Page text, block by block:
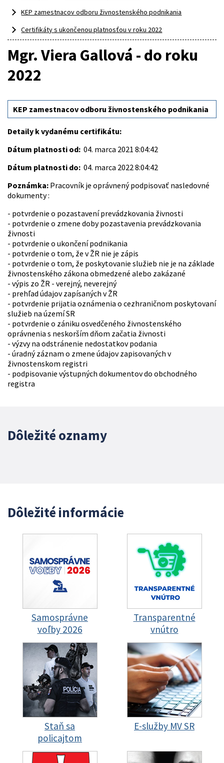
KEP zamestnacov odboru živnostenského podnikania
Certifikáty s ukončenou platnosťou v roku 2022
Mgr. Viera Gallová - do roku
2022
KEP zamestnacov odboru živnostenského podnikania
Detaily k vydanému certifikátu:
Dátum platnosti od: 04. marca 2021 8:04:42
Dátum platnosti do: 04. marca 2022 8:04:42
Poznámka: Pracovník je oprávnený podpisovať nasledovné
dokumenty :
- potvrdenie o pozastavení prevádzkovania živnosti
- potvrdenie o zmene doby pozastavenia prevádzkovania
živnosti
- potvrdenie o ukončení podnikania
- potvrdenie o tom, že v ŽR nie je zápis
- potvrdenie o tom, že poskytovanie služieb nie je na základe
živnostenského zákona obmedzené alebo zakázané
- výpis zo ŽR - verejný, neverejný
- prehľad údajov zapísaných v ŽR
- potvrdenie prijatia oznámenia o cezhraničnom poskytovaní
služieb na území SR
- potvrdenie o zániku osvedčeného živnostenského
oprávnenia s neskorším dňom začatia živnosti
- výzvy na odstránenie nedostatkov podania
- úradný záznam o zmene údajov zapisovaných v
živnostenskom registri
- podpisovanie výstupných dokumentov do obchodného
registra
Dôležité oznamy
Dôležité informácie
Samosprávne
voľby 2026
Transparentné
vnútro
Staň sa
policajtom
E-služby MV SR